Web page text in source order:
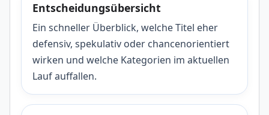
Entscheidungsübersicht
Ein schneller Überblick, welche Titel eher
defensiv, spekulativ oder chancenorientiert
wirken und welche Kategorien im aktuellen
Lauf auffallen.